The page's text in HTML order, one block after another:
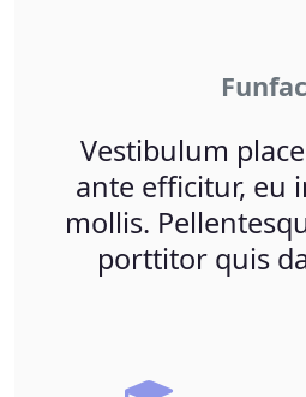
Vestibulum
ante efficitur, eu
mollis.
porttitor quis